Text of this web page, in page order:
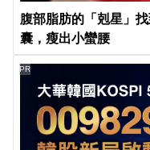
腹部脂肪的「剋星」
囊，瘦出小蠻腰
PR